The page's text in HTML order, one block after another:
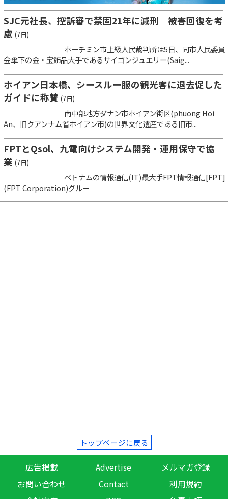
SJC元社長、控訴審で禁固21年に減刑 被害回復を考
慮 (7日)
ホーチミン市上級人民裁判所は5日、同市人民委員
会傘下の金・宝飾品大手であるサイゴンジュエリー(Saig...
ホイアン日本橋、シースルー服の観光客に退去促した
ガイドに称賛 (7日)
南中部地方ダナン市ホイアン街区(phuong Hoi
An、旧クアンナム省ホイアン市)の世界文化遺産である旧市...
FPTとQsol、九電向けシステム開発・運用保守で協
業 (7日)
ベトナムの情報通信(IT)最大手FPT情報通信[FPT]
(FPT Corporation)グルー
トップページに戻る
広告掲載 Advertise
メルマガ登録
お問い合わせ
Contact
利用規約